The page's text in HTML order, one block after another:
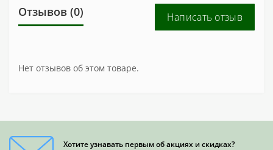
Отзывов (0) Написать отзыв
Нет отзывов об этом товаре.
Хотите узнавать первым об акциях и скидках?